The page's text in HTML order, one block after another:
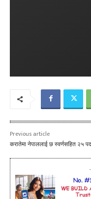
Previous article
करातेमा नेपाललाई छ स्वर्णसहित २५